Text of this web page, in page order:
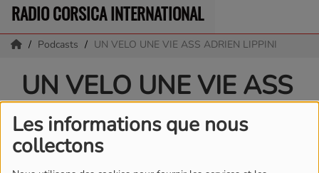
Les informations que nous
collectons
RADIO CORSICA INTERNATIONAL
Podcasts UN VELO UNE VIE ASS ADRIEN LIPPINI
UN VELO UNE VIE ASS
ADRIEN LIPPINI